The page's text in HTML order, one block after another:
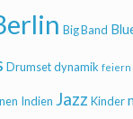
Big Band
Drumsetdynamik feiern
Indien Jazz Kinder